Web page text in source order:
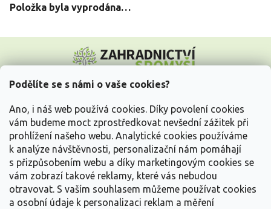
Podělíte se s námi o vaše cookies?
Ano, i náš web používá cookies. Díky povolení cookies
vám budeme moct zprostředkovat nevšední zážitek při
prohlížení našeho webu. Analytické cookies používáme
k analýze návštěvnosti, personalizační nám pomáhají
s přizpůsobením webu a díky marketingovým cookies se
vám zobrazí takové reklamy, které vás nebudou
otravovat. S vaším souhlasem můžeme používat cookies
a osobní údaje k personalizaci reklam a měření
Položka byla vyprodána…
p
Vše o nákupu
Informace pro Vás
Kontakujte nás